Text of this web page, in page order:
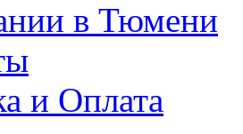
в Тюмени
и Оплата